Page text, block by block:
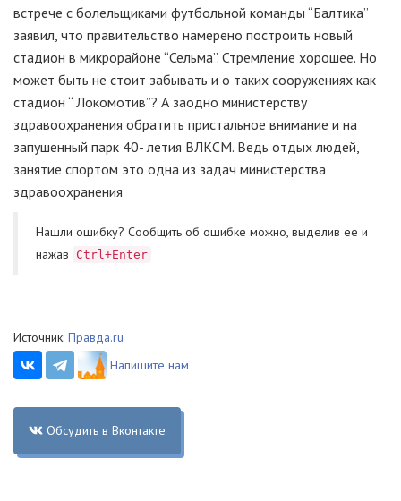
встрече с болельщиками футбольной команды “Балтика”
заявил, что правительство намерено построить новый
стадион в микрорайоне “Сельма”. Стремление хорошее. Но
может быть не стоит забывать и о таких сооружениях как
стадион “ Локомотив”? А заодно министерству
здравоохранения обратить пристальное внимание и на
запушенный парк 40- летия ВЛКСМ. Ведь отдых людей,
занятие спортом это одна из задач министерства
здравоохранения
Нашли ошибку? Cообщить об ошибке можно, выделив ее и
нажав
Ctrl+Enter
Источник: Правда.ru
Напишите нам
Обсудить в Вконтакте